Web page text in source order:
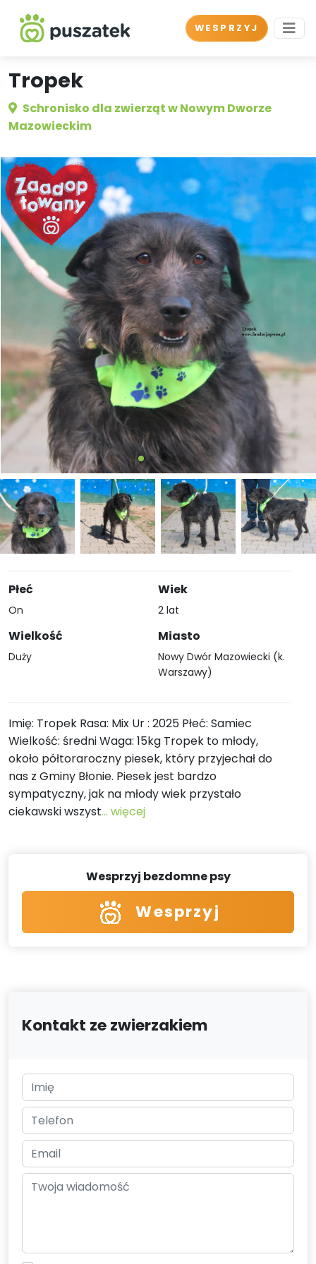
WESPRZYJ
Tropek
Schronisko dla zwierząt w Nowym Dworze
Mazowieckim
Płeć
On
Wielkość
Duży
Wiek
2 lat
Miasto
Nowy Dwór Mazowiecki (k.
Warszawy)
Imię: Tropek Rasa: Mix Ur : 2025 Płeć: Samiec
Wielkość: średni Waga: 15kg Tropek to młody,
około półtoraroczny piesek, który przyjechał do
nas z Gminy Błonie. Piesek jest bardzo
sympatyczny, jak na młody wiek przystało
ciekawski wszyst... więcej
Wesprzyj bezdomne psy
Wesprzyj
Kontakt ze zwierzakiem